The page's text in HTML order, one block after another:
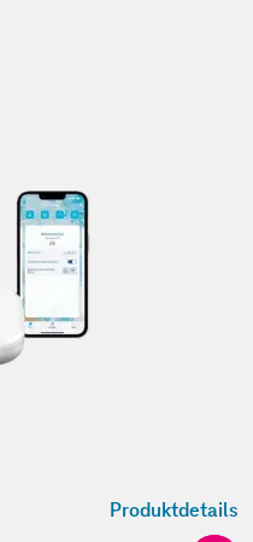
Produktdetails